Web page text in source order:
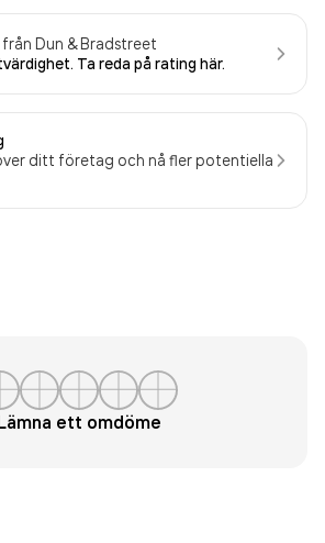
Dun & Bradstreet
Ta reda på rating här.
ditt företag och nå fler potentiella
ett omdöme